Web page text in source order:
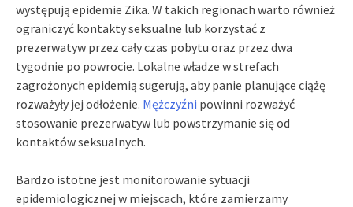
występują epidemie Zika. W takich regionach warto również
ograniczyć kontakty seksualne lub korzystać z
prezerwatyw przez cały czas pobytu oraz przez dwa
tygodnie po powrocie. Lokalne władze w strefach
zagrożonych epidemią sugerują, aby panie planujące ciążę
rozważyły jej odłożenie. Mężczyźni powinni rozważyć
stosowanie prezerwatyw lub powstrzymanie się od
kontaktów seksualnych.
Bardzo istotne jest monitorowanie sytuacji
epidemiologicznej w miejscach, które zamierzamy